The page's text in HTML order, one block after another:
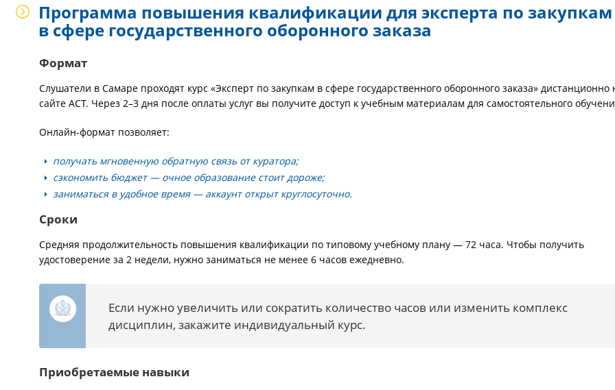
Программа повышения квалификации для эксперта по закупкам
в сфере государственного оборонного заказа
Формат
Слушатели в Самаре проходят курс «Эксперт по закупкам в сфере государственного оборонного заказа» дистанционно
сайте АСТ. Через 2–3 дня после оплаты услуг вы получите доступ к учебным материалам для самостоятельного
Онлайн-формат позволяет:
получать мгновенную обратную связь от куратора;
сэкономить бюджет — очное образование стоит дороже;
заниматься в удобное время — аккаунт открыт круглосуточно.
Сроки
Средняя продолжительность повышения квалификации по типовому учебному плану — 72 часа. Чтобы получить
удостоверение за 2 недели, нужно заниматься не менее 6 часов ежедневно.
Если нужно увеличить или сократить количество часов или изменить комплекс
дисциплин, закажите индивидуальный курс.
Приобретаемые навыки